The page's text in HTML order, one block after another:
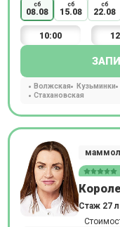
сб
08.08
сб
15.08
сб
22.08
10:00
Волжская Кузьминки
Стахановская
Стаж 27